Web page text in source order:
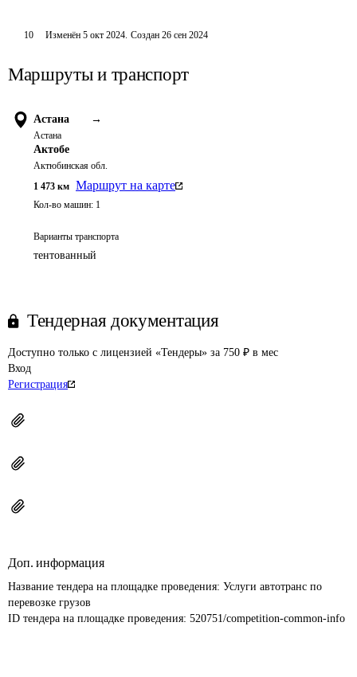
10 Изменён5 окт 2024. Создан 26 сен 2024
Маршруты и транспорт
Астана →
Астана
Актобе
Актюбинская обл.
1 473 км Маршрут на карте
Кол-во машин: 1
Варианты транспорта
тентованный
Тендерная документация
Доступно только с лицензией «Тендеры» за 750 ₽ в мес
Вход
Регистрация
Доп. информация
Название тендера на площадке проведения: Услуги автотранс по
перевозке грузов
ID тендера на площадке проведения: 520751/competition-common-info